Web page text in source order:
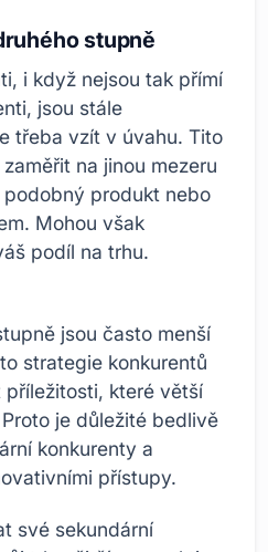
stupně
i když nejsou tak přímí
jsou stále
třeba vzít v úvahu. Tito
na jinou mezeru
produkt nebo
Mohou však
podíl na trhu.
jsou často menší
strategie konkurentů
které větší
je důležité bedlivě
konkurenty a
přístupy.
své sekundární